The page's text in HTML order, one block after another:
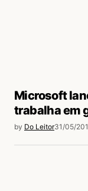
Microsoft
trabalha em
by Do Leitor31/05/